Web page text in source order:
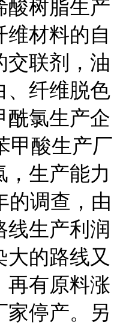
酸树脂生产
维材料的自
交联剂，油
、纤维脱色
酰氯生产企
甲酸生产厂
，生产能力
的调查，由
线生产利润
的路线又
再有原料涨
家停产。另